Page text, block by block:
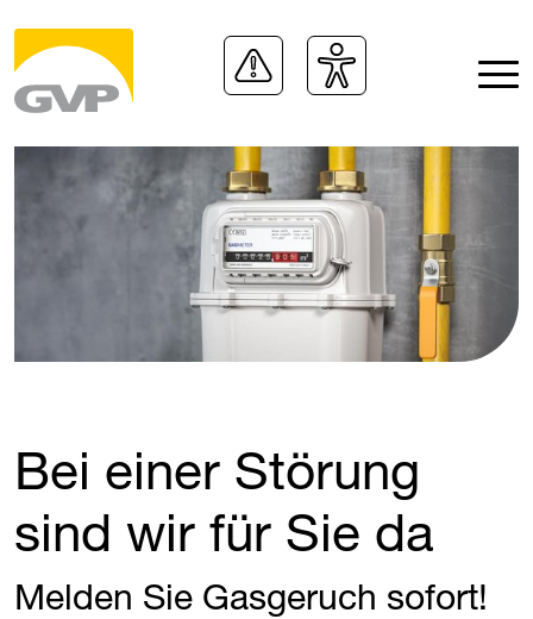
Bei einer Störung
sind wir für Sie da
Melden Sie Gasgeruch sofort!